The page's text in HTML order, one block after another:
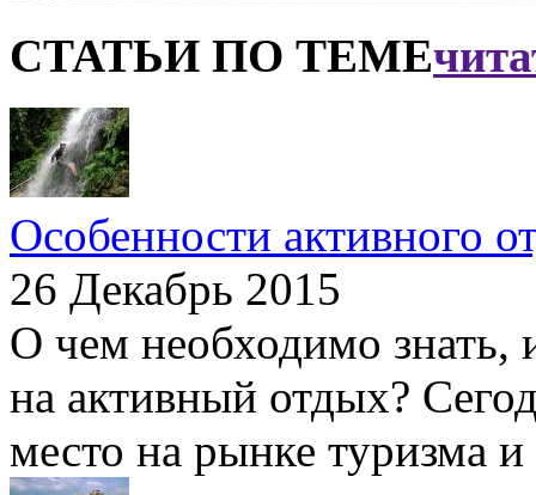
СТАТЬИ ПО ТЕМЕ
Особенности активного
26 Декабрь 2015
О чем необходимо знать,
на активный отдых?
место на рынке туризма